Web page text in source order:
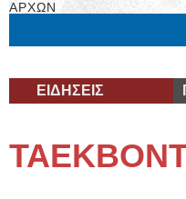
ΑΡΧΩΝ
ΕΙΔΗΣΕΙΣ